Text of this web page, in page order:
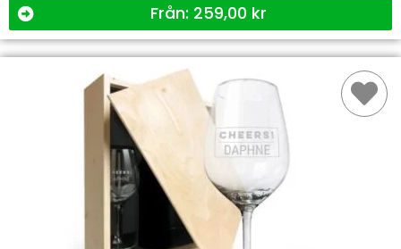
Från: 259,00 kr